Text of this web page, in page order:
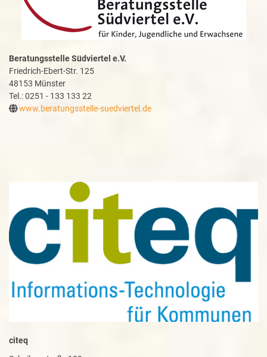
Beratungsstelle Südviertel e.V.
Friedrich-Ebert-Str. 125
48153 Münster
Tel.: 0251 - 133 133 22
www.beratungsstelle-suedviertel.de
citeq